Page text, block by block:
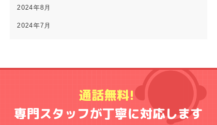
2024年8月
2024年7月
通話無料!
専門スタッフが丁寧に対応します